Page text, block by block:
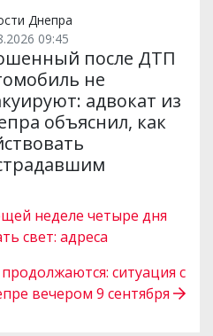
Днепра
09:45
после ДТП
не
адвокат из
объяснил, как
неделе четыре дня
свет: адреса
ситуация с
вечером 9 сентября